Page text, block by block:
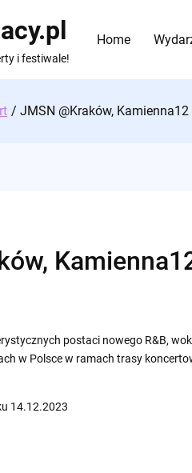
i festiwale!
Home
JMSN @Kraków, Kamienna12
postaci nowego R&B,
w Polsce w ramach trasy
14.12.2023